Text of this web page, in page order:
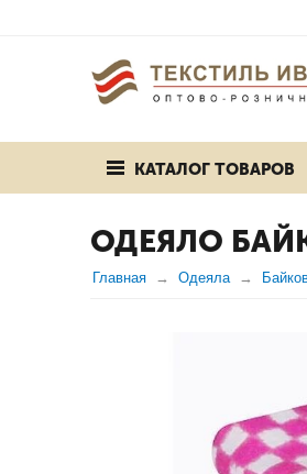
КАТАЛОГ ТОВАРОВ
ОДЕЯЛО
Главная Одеяла